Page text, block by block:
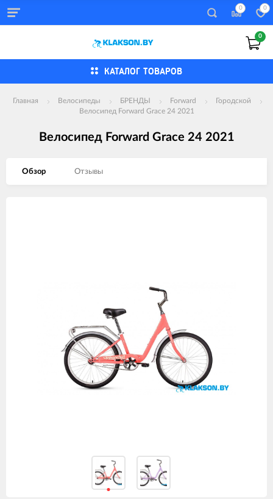
0 0
0
КАТАЛОГ ТОВАРОВ
Главная Велосипеды БРЕНДЫ Forward
Городской
Велосипед Forward Grace 24 2021
Велосипед Forward Grace 24 2021
Обзор Отзывы